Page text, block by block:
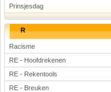
Prinsjesdag
R
Racisme
RE - Hoofdrekenen
RE - Rekentools
RE - Breuken